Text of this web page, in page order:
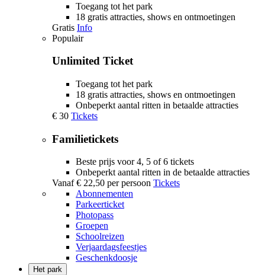
Toegang tot het park
18 gratis attracties, shows en ontmoetingen
Gratis Info
Populair
Unlimited Ticket
Toegang tot het park
18 gratis attracties, shows en ontmoetingen
Onbeperkt aantal ritten in betaalde attracties
€ 30 Tickets
Familietickets
Beste prijs voor 4, 5 of 6 tickets
Onbeperkt aantal ritten in de betaalde attracties
Vanaf € 22,50 per persoon Tickets
Abonnementen
Parkeerticket
Photopass
Groepen
Schoolreizen
Verjaardagsfeestjes
Geschenkdoosje
Het park